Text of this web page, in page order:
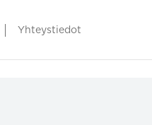
Yhteystiedot